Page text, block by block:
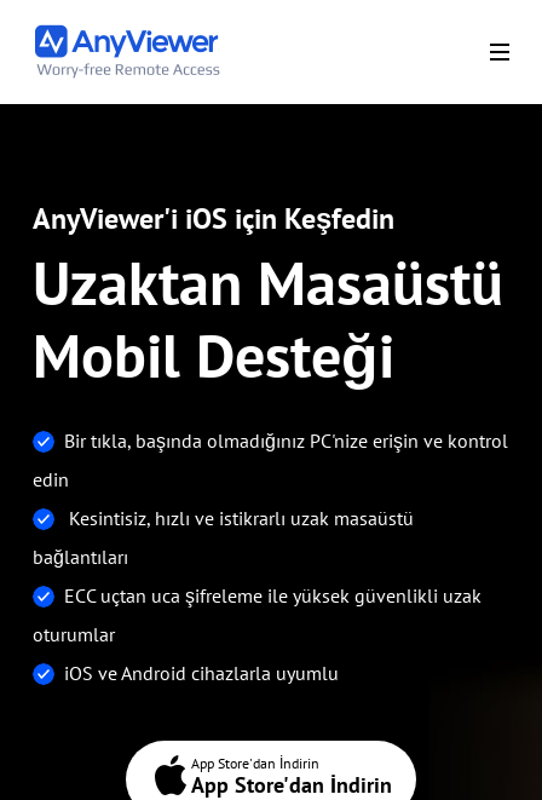
AnyViewer'i iOS için Keşfedin
Uzaktan Masaüstü
Mobil Desteği
Bir tıkla, başında olmadığınız PC'nize erişin ve kontrol
edin
Kesintisiz, hızlı ve istikrarlı uzak masaüstü
bağlantıları
ECC uçtan uca şifreleme ile yüksek güvenlikli uzak
oturumlar
iOS ve Android cihazlarla uyumlu
App Store'dan İndirin
App Store'dan İndirin